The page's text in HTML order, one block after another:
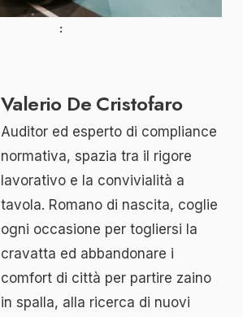
Valerio De Cristofaro
Auditor ed esperto di compliance
normativa, spazia tra il rigore
lavorativo e la convivialità a
tavola. Romano di nascita, coglie
ogni occasione per togliersi la
cravatta ed abbandonare i
comfort di città per partire zaino
in spalla, alla ricerca di nuovi